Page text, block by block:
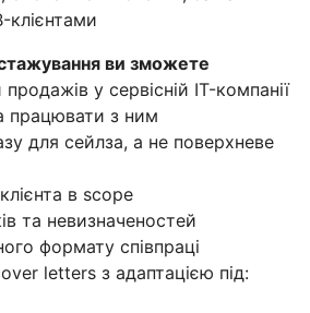
клієнтами
ви зможете
у сервісній IT-компанії
працювати з ним
для сейлза, а не поверхневе
в scope
та невизначеностей
формату співпраці
letters з адаптацією під: